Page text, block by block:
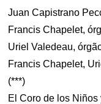
Juan Capistrano
Francis Chapelet,
Uriel Valedeau,
Francis Chapelet,
(***)
El Coro de los